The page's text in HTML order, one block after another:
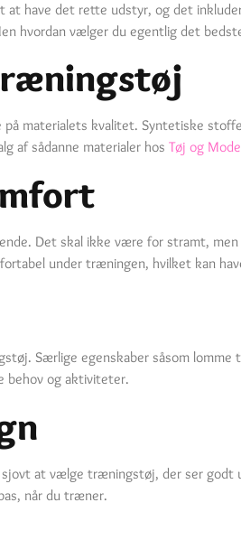
at have det rette udstyr, og det
hvordan vælger du egentlig det
materialets kvalitet. Syntetiske
af sådanne materialer hos Tøj og Mode
Det skal ikke være for stramt,
under træningen, hvilket kan
Særlige egenskaber såsom
behov og aktiviteter.
at vælge træningstøj, der ser godt
når du træner.